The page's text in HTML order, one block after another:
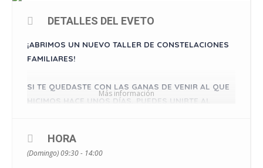
Más información
DETALLES DEL EVETO
¡ABRIMOS UN NUEVO TALLER DE CONSTELACIONES
FAMILIARES!
SI TE QUEDASTE CON LAS GANAS DE VENIR AL QUE
HICIMOS HACE UNOS DÍAS, PUEDES UNIRTE AL
HORA
(Domingo) 09:30 - 14:00